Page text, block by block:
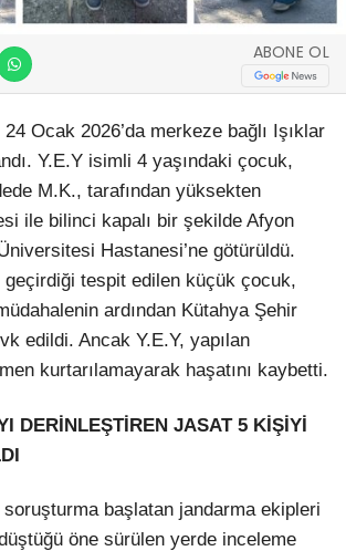
ABONE OL
Ocak 2026’da merkeze bağlı Işıklar
Y.E.Y isimli 4 yaşındaki çocuk,
M.K., tarafından yüksekten
ile bilinci kapalı bir şekilde Afyon
Hastanesi’ne götürüldü.
geçirdiği tespit edilen küçük çocuk,
ardından Kütahya Şehir
edildi. Ancak Y.E.Y, yapılan
kurtarılamayarak haşatını kaybetti.
DERİNLEŞTİREN JASAT 5 KİŞİYİ
soruşturma başlatan jandarma ekipleri
öne sürülen yerde inceleme